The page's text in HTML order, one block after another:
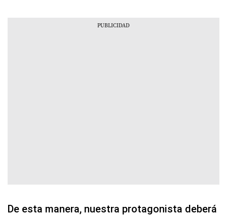
De esta manera, nuestra protagonista deberá